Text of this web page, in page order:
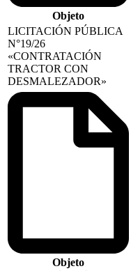
Objeto
LICITACIÓN PÚBLICA
N°19/26
«CONTRATACIÓN
TRACTOR CON
DESMALEZADOR»
Objeto